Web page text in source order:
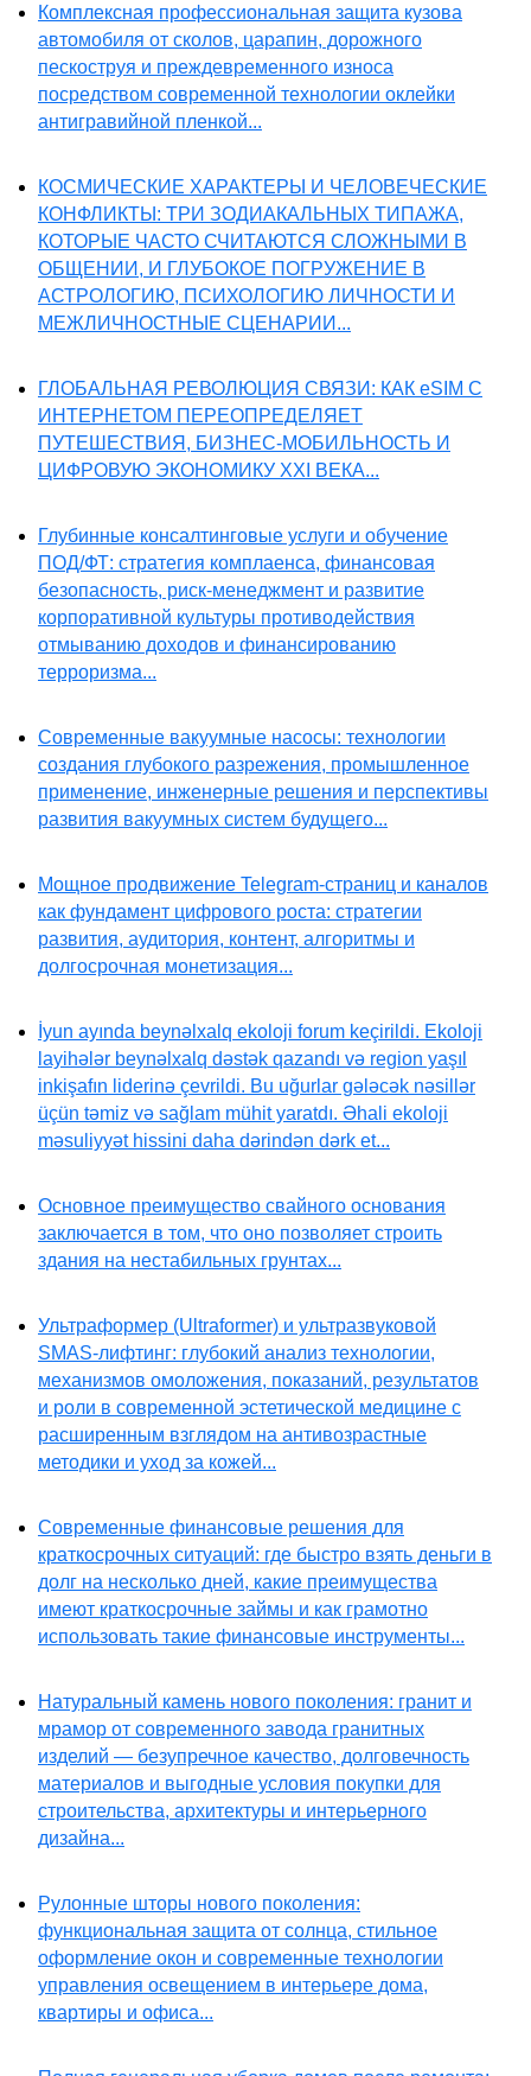
Комплексная профессиональная защита кузова
автомобиля от сколов, царапин, дорожного
пескоструя и преждевременного износа
посредством современной технологии оклейки
антигравийной пленкой...
КОСМИЧЕСКИЕ ХАРАКТЕРЫ И ЧЕЛОВЕЧЕСКИЕ
КОНФЛИКТЫ: ТРИ ЗОДИАКАЛЬНЫХ ТИПАЖА,
КОТОРЫЕ ЧАСТО СЧИТАЮТСЯ СЛОЖНЫМИ В
ОБЩЕНИИ, И ГЛУБОКОЕ ПОГРУЖЕНИЕ В
АСТРОЛОГИЮ, ПСИХОЛОГИЮ ЛИЧНОСТИ И
МЕЖЛИЧНОСТНЫЕ СЦЕНАРИИ...
ГЛОБАЛЬНАЯ РЕВОЛЮЦИЯ СВЯЗИ: КАК eSIM С
ИНТЕРНЕТОМ ПЕРЕОПРЕДЕЛЯЕТ
ПУТЕШЕСТВИЯ, БИЗНЕС-МОБИЛЬНОСТЬ И
ЦИФРОВУЮ ЭКОНОМИКУ XXI ВЕКА...
Глубинные консалтинговые услуги и обучение
ПОД/ФТ: стратегия комплаенса, финансовая
безопасность, риск-менеджмент и развитие
корпоративной культуры противодействия
отмыванию доходов и финансированию
терроризма...
Современные вакуумные насосы: технологии
создания глубокого разрежения, промышленное
применение, инженерные решения и перспективы
развития вакуумных систем будущего...
Мощное продвижение Telegram-страниц и каналов
как фундамент цифрового роста: стратегии
развития, аудитория, контент, алгоритмы и
долгосрочная монетизация...
İyun ayında beynəlxalq ekoloji forum keçirildi. Ekoloji
layihələr beynəlxalq dəstək qazandı və region yaşıl
inkişafın liderinə çevrildi. Bu uğurlar gələcək nəsillər
üçün təmiz və sağlam mühit yaratdı. Əhali ekoloji
məsuliyyət hissini daha dərindən dərk et...
Основное преимущество свайного основания
заключается в том, что оно позволяет строить
здания на нестабильных грунтах...
Ультраформер (Ultraformer) и ультразвуковой
SMAS-лифтинг: глубокий анализ технологии,
механизмов омоложения, показаний, результатов
и роли в современной эстетической медицине с
расширенным взглядом на антивозрастные
методики и уход за кожей...
Современные финансовые решения для
краткосрочных ситуаций: где быстро взять деньги в
долг на несколько дней, какие преимущества
имеют краткосрочные займы и как грамотно
использовать такие финансовые инструменты...
Натуральный камень нового поколения: гранит и
мрамор от современного завода гранитных
изделий — безупречное качество, долговечность
материалов и выгодные условия покупки для
строительства, архитектуры и интерьерного
дизайна...
Рулонные шторы нового поколения:
функциональная защита от солнца, стильное
оформление окон и современные технологии
управления освещением в интерьере дома,
квартиры и офиса...